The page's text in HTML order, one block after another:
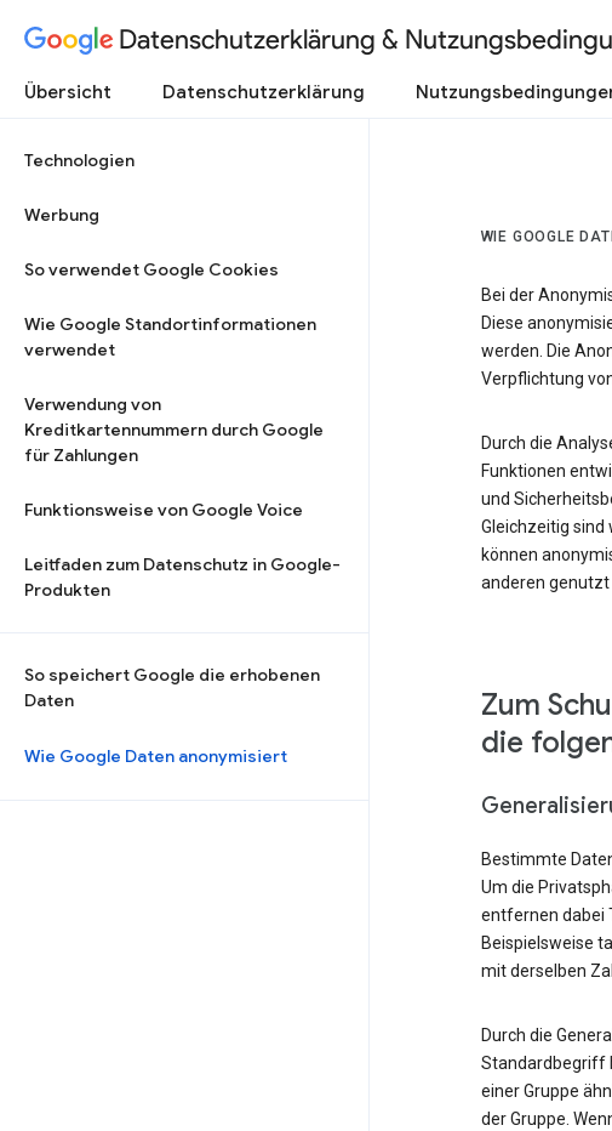
Datenschutzerklärung &
Übersicht Datenschutzerklärung
Technologien
Werbung
So verwendet Google Cookies
Wie Google Standortinformationen
verwendet
Verwendung von
Kreditkartennummern durch Google
für Zahlungen
Funktionsweise von Google Voice
Leitfaden zum Datenschutz in Google-
Produkten
So speichert Google die erhobenen
Daten
Wie Google Daten anonymisiert
WIE GOOGLE
Bei der
Diese
werden. Die
Verpflichtung
Durch die
Funktionen
und
Gleichzeitig sind
können
anderen genutzt
Zum
die
Bestimmte
Um die
entfernen dabei
Beispielsweise
mit derselben
Durch die
Standardbegriff
einer Gruppe
der Gruppe.